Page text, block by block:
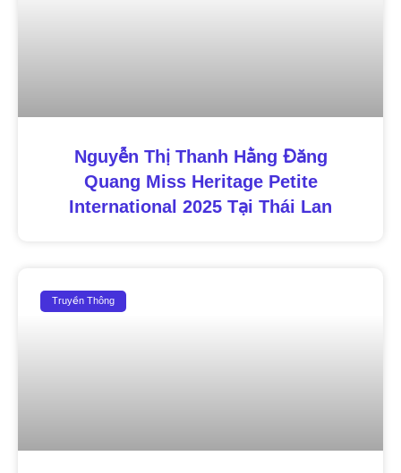
Nguyễn Thị Thanh Hằng Đăng
Quang Miss Heritage Petite
International 2025 Tại Thái Lan
Truyền Thông